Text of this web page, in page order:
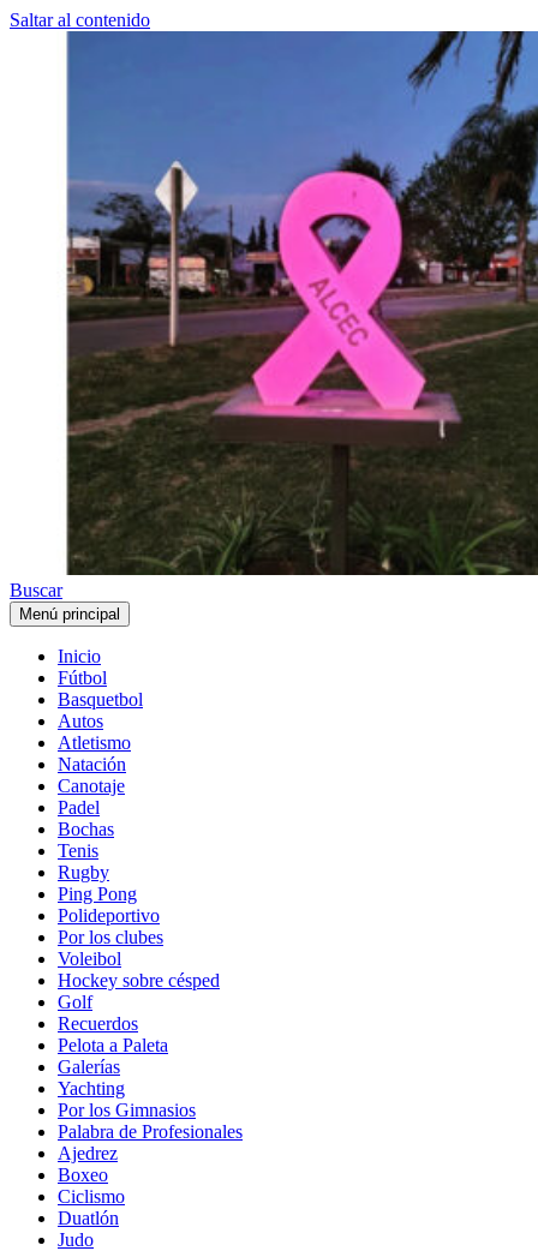
Saltar al contenido
Buscar
Menú principal
Inicio
Fútbol
Basquetbol
Autos
Atletismo
Natación
Canotaje
Padel
Bochas
Tenis
Rugby
Ping Pong
Polideportivo
Por los clubes
Voleibol
Hockey sobre césped
Golf
Recuerdos
Pelota a Paleta
Galerías
Yachting
Por los Gimnasios
Palabra de Profesionales
Ajedrez
Boxeo
Ciclismo
Duatlón
Judo